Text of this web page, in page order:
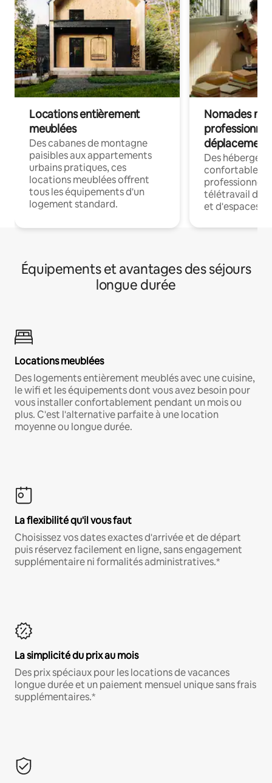
Locations entièrement
meublées
Des cabanes de montagne
paisibles aux appartements
urbains pratiques, ces
locations meublées offrent
tous les équipements d'un
logement standard.
Nomades
déplacement
Des
confortables
professionnels
télétravail
et d'espaces
Équipements et avantages des séjours
longue durée
Locations meublées
Des logements entièrement meublés avec une cuisine,
le wifi et les équipements dont vous avez besoin pour
vous installer confortablement pendant un mois ou
plus. C'est l'alternative parfaite à une location
moyenne ou longue durée.
La flexibilité qu'il vous faut
Choisissez vos dates exactes d'arrivée et de départ
puis réservez facilement en ligne, sans engagement
supplémentaire ni formalités administratives.*
La simplicité du prix au mois
Des prix spéciaux pour les locations de vacances
longue durée et un paiement mensuel unique sans frais
supplémentaires.*